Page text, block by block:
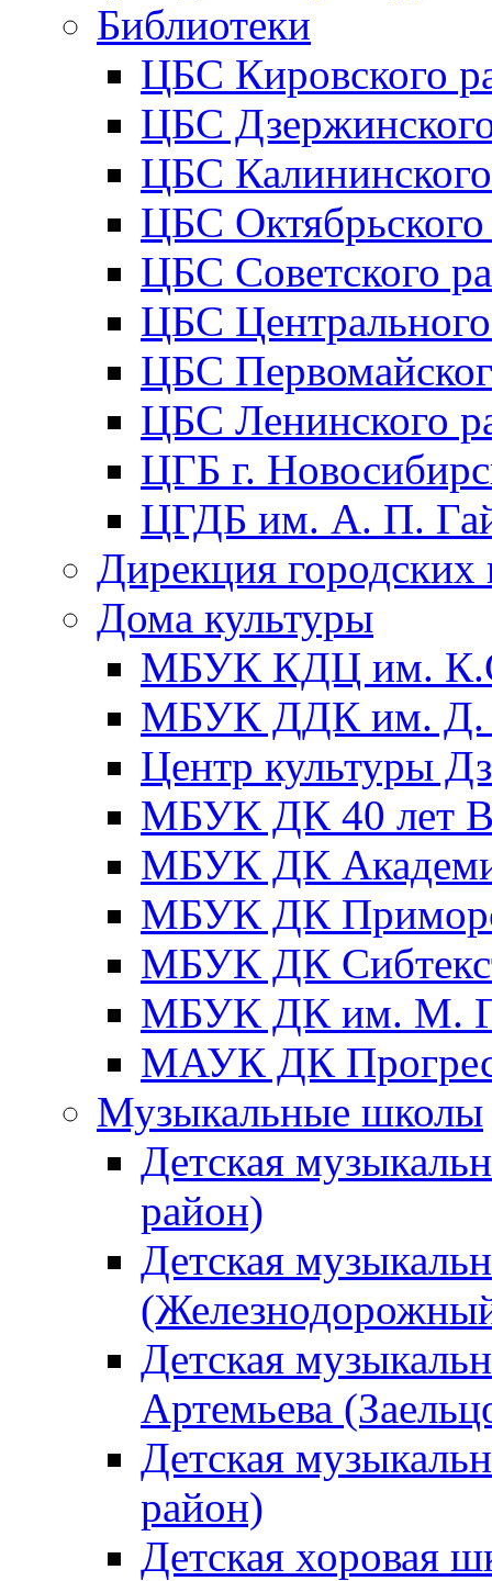
Библиотеки
ЦБС Кировского
ЦБС
ЦБС
ЦБС
ЦБС Советского
ЦБС
ЦБС
ЦБС Ленинского
ЦГБ г.
ЦГДБ им. А. П.
Дирекция городских
Дома культуры
МБУК КДЦ им.
МБУК ДДК им. Д.
Центр культуры
МБУК ДК 40 лет
МБУК ДК
МБУК ДК
МБУК ДК
МБУК ДК им. М.
МАУК ДК
Музыкальные школы
Детская
район)
Детская
Детская
Артемьева
Детская
район)
Детская хоровая